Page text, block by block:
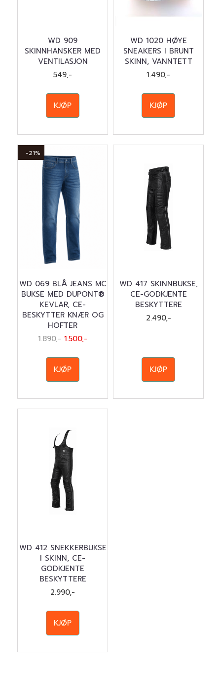
WD 909
SKINNHANSKER MED
VENTILASJON
549,-
KJØP
WD 1020 HØYE
SNEAKERS I BRUNT
SKINN, VANNTETT
1.490,-
KJØP
-21%
WD 069 BLÅ JEANS MC
BUKSE MED DUPONT®
KEVLAR, CE-
BESKYTTER KNÆR OG
HOFTER
1.890,- 1.500,-
KJØP
WD 417 SKINNBUKSE,
CE-GODKJENTE
BESKYTTERE
2.490,-
KJØP
WD 412 SNEKKERBUKSE
I SKINN, CE-
GODKJENTE
BESKYTTERE
2.990,-
KJØP